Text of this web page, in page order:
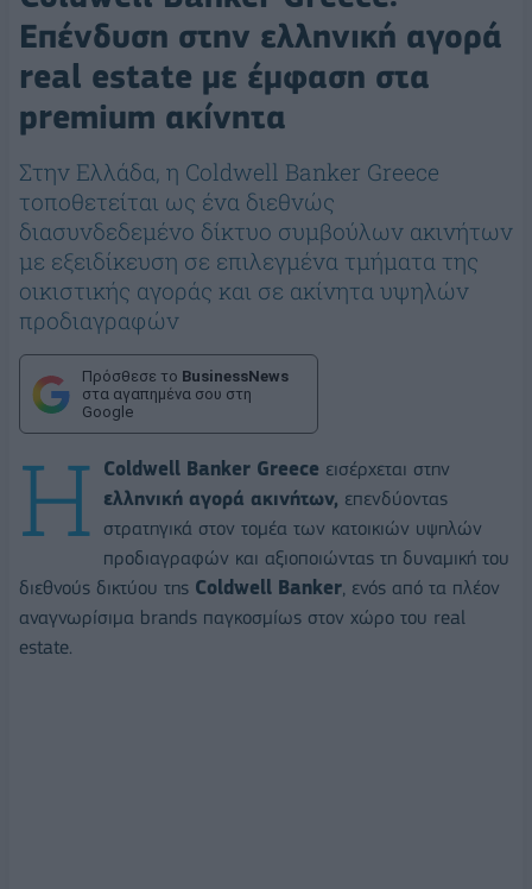
Επένδυση στην ελληνική αγορά
real estate με έμφαση στα
premium ακίνητα
Στην Ελλάδα, η Coldwell Banker Greece
τοποθετείται ως ένα διεθνώς
διασυνδεδεμένο δίκτυο συμβούλων ακινήτων
με εξειδίκευση σε επιλεγμένα τμήματα της
οικιστικής αγοράς και σε ακίνητα υψηλών
προδιαγραφών
Πρόσθεσε το BusinessNews
στα αγαπημένα σου στη
Google
Η Coldwell Banker Greece εισέρχεται στην
ελληνική αγορά ακινήτων, επενδύοντας
στρατηγικά στον τομέα των κατοικιών υψηλών
προδιαγραφών και αξιοποιώντας τη δυναμική του
διεθνούς δικτύου της Coldwell Banker, ενός από τα πλέον
αναγνωρίσιμα brands παγκοσμίως στον χώρο του real
estate.